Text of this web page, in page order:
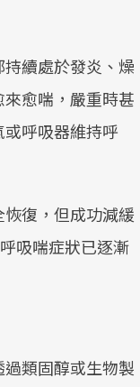
續處於發炎、燥
愈喘，嚴重時甚
呼吸器維持呼
復，但成功減緩
吸喘症狀已逐漸
類固醇或生物製